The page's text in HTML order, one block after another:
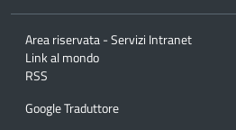
Area riservata - Servizi Intranet
Link al mondo
RSS
Google Traduttore